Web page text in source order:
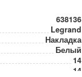
638136
Legrand
Накладка
Белый
14
14